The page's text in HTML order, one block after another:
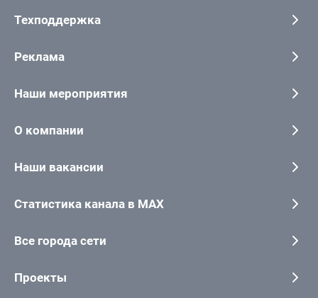
Техподдержка
Реклама
Наши мероприятия
О компании
Наши вакансии
Статистика канала в MAX
Все города сети
Проекты